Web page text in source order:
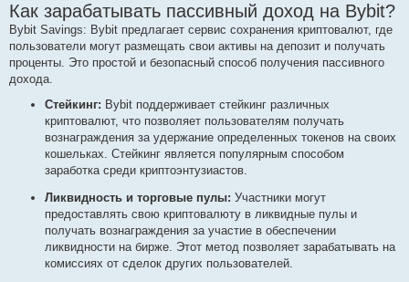
Как зарабатывать пассивный доход на Bybit?
Bybit Savings: Bybit предлагает сервис сохранения криптовалют, где
пользователи могут размещать свои активы на депозит и получать
проценты. Это простой и безопасный способ получения пассивного
дохода.
Стейкинг: Bybit поддерживает стейкинг различных
криптовалют, что позволяет пользователям получать
вознаграждения за удержание определенных токенов на своих
кошельках. Стейкинг является популярным способом
заработка среди криптоэнтузиастов.
Ликвидность и торговые пулы: Участники могут
предоставлять свою криптовалюту в ликвидные пулы и
получать вознаграждения за участие в обеспечении
ликвидности на бирже. Этот метод позволяет зарабатывать на
комиссиях от сделок других пользователей.